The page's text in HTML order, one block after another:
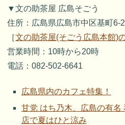
▼文の助茶屋 広島そごう
住所：広島県広島市中区基町6-
［文の助茶屋(そごう広島本館)
営業時間：10時から20時
電話：082-502-6641
広島県内のカフェ特集！
甘党 はち乃木、広島の有名
店で夏はひと涼み